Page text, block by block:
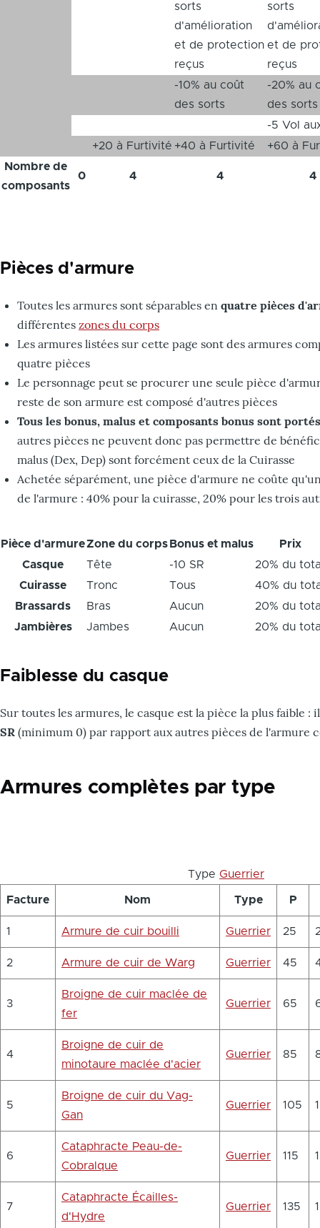
sorts
d'amélioration
et de protection
reçus
sorts
et de
reçus
-10% au coût
des sorts
-20% au
des sorts
-5 Vol
+20 à Furtivité +40 à Furtivité
+60 à
Nombre de
composants
0 4 4 4
Pièces d'armure
Toutes les armures sont séparables en quatre pièces
différentes zones du corps
Les armures listées sur cette page sont des armures
quatre pièces
Le personnage peut se procurer une seule pièce
reste de son armure est composé d'autres pièces
Tous les bonus, malus et composants bonus sont
autres pièces ne peuvent donc pas permettre de
malus (Dex, Dep) sont forcément ceux de la Cuirasse
Achetée séparément, une pièce d'armure ne coûte
de l'armure : 40% pour la cuirasse, 20% pour les trois
Pièce d'armureZone du corps Bonus et malus
Prix
Casque
Tête -10 SR
20% du
Cuirasse
Tronc Tous
40% du
Brassards
Bras Aucun
20% du
Jambières
Jambes Aucun 20% du
Faiblesse du casque
Sur toutes les armures, le casque est la pièce la plus faible :
SR (minimum 0) par rapport aux autres pièces de l'armure
Armures complètes par type
Type Guerrier
Facture Nom Type P
1 Armure de cuir bouilli Guerrier 25
2 Armure de cuir de Warg Guerrier 45
3
Broigne de cuir maclée de
fer
Guerrier 65
4
Broigne de cuir de
minotaure maclée d'acier
Guerrier 85
5
Broigne de cuir du Vag-
Gan
Guerrier 105
6
Cataphracte Peau-de-
Cobralque
Guerrier 115
7
Cataphracte Écailles-
d'Hydre
Guerrier 135